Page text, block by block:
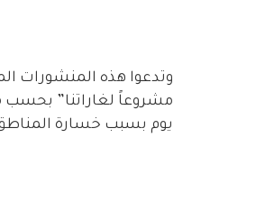
وتدعوا هذه المنشورات
مشروعاً لغاراتنا” بحسب
يوم بسبب خسارة